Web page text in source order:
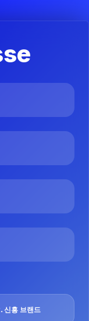
신흥 브랜드